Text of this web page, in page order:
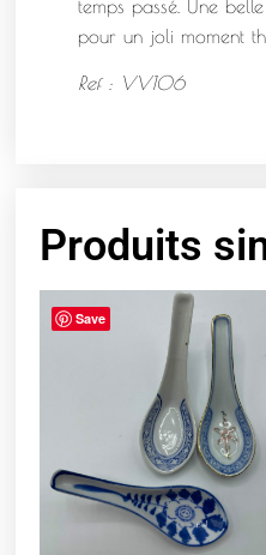
temps passé. Une
pour un joli moment
Ref : VV106
Produits
Save